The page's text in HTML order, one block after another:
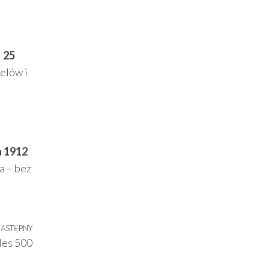
25
i
1912
– bez
Następny
wpis
500